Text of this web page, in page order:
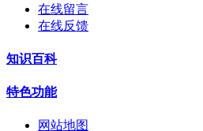
在线留言
在线反馈
知识百科
特色功能
网站地图